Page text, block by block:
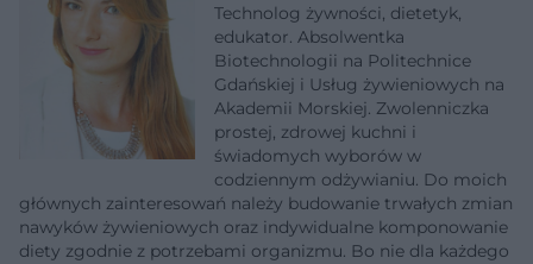
Technolog żywności, dietetyk,
edukator. Absolwentka
Biotechnologii na Politechnice
Gdańskiej i Usług żywieniowych na
Akademii Morskiej. Zwolenniczka
prostej, zdrowej kuchni i
świadomych wyborów w
codziennym odżywianiu. Do moich
głównych zainteresowań należy budowanie trwałych zmian
nawyków żywieniowych oraz indywidualne komponowanie
diety zgodnie z potrzebami organizmu. Bo nie dla każdego